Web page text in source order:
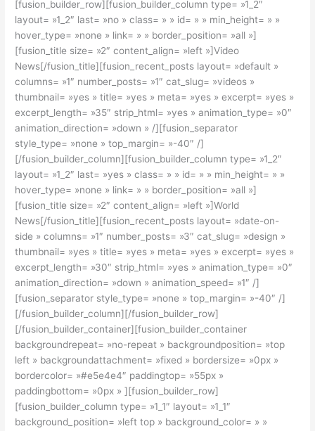
[fusion_builder_row][fusion_builder_column type= »1_2″
layout= »1_2″ last= »no » class= » » id= » » min_height= » »
hover_type= »none » link= » » border_position= »all »]
[fusion_title size= »2″ content_align= »left »]Video
News[/fusion_title][fusion_recent_posts layout= »default »
columns= »1″ number_posts= »1″ cat_slug= »videos »
thumbnail= »yes » title= »yes » meta= »yes » excerpt= »yes »
excerpt_length= »35″ strip_html= »yes » animation_type= »0″
animation_direction= »down » /][fusion_separator
style_type= »none » top_margin= »-40″ /]
[/fusion_builder_column][fusion_builder_column type= »1_2″
layout= »1_2″ last= »yes » class= » » id= » » min_height= » »
hover_type= »none » link= » » border_position= »all »]
[fusion_title size= »2″ content_align= »left »]World
News[/fusion_title][fusion_recent_posts layout= »date-on-
side » columns= »1″ number_posts= »3″ cat_slug= »design »
thumbnail= »yes » title= »yes » meta= »yes » excerpt= »yes »
excerpt_length= »30″ strip_html= »yes » animation_type= »0″
animation_direction= »down » animation_speed= »1″ /]
[fusion_separator style_type= »none » top_margin= »-40″ /]
[/fusion_builder_column][/fusion_builder_row]
[/fusion_builder_container][fusion_builder_container
backgroundrepeat= »no-repeat » backgroundposition= »top
left » backgroundattachment= »fixed » bordersize= »0px »
bordercolor= »#e5e4e4″ paddingtop= »55px »
paddingbottom= »0px » ][fusion_builder_row]
[fusion_builder_column type= »1_1″ layout= »1_1″
background_position= »left top » background_color= » »